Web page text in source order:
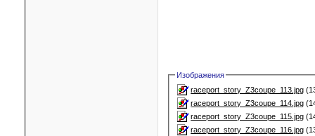
Изображения
raceport_story_Z3coupe_113.jpg
raceport_story_Z3coupe_114.jpg
raceport_story_Z3coupe_115.jpg
raceport_story_Z3coupe_116.jpg